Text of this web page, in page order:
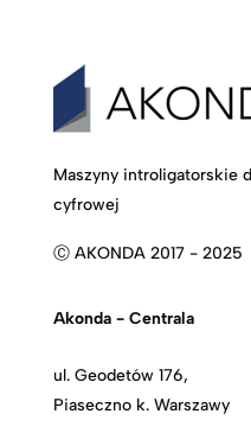
Maszyny introligatorskie
cyfrowej
Ⓒ AKONDA 2017 - 2025
Akonda - Centrala
ul. Geodetów 176,
Piaseczno k. Warszawy